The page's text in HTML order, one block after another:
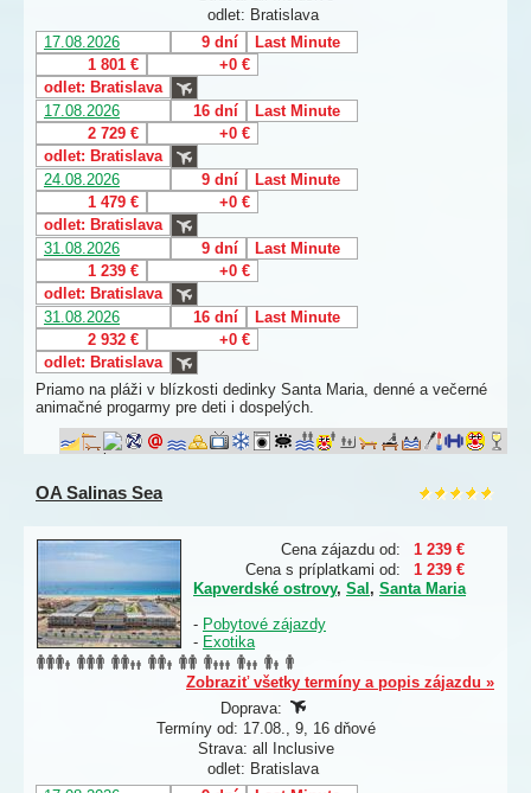
odlet: Bratislava
17.08.2026
9 dní
Last Minute
1 801 €
+0 €
odlet: Bratislava
17.08.2026
16 dní
Last Minute
2 729 €
+0 €
odlet: Bratislava
24.08.2026
9 dní
Last Minute
1 479 €
+0 €
odlet: Bratislava
31.08.2026
9 dní
Last Minute
1 239 €
+0 €
odlet: Bratislava
31.08.2026
16 dní
Last Minute
2 932 €
+0 €
odlet: Bratislava
Priamo na pláži v blízkosti dedinky Santa Maria, denné a večerné
animačné progarmy pre deti i dospelých.
OA Salinas Sea
Cena zájazdu od:
1 239 €
Cena s príplatkami od:
1 239 €
Kapverdské ostrovy, Sal , Santa Maria
- Pobytové zájazdy
- Exotika
Zobraziť všetky termíny a popis zájazdu »
Doprava:
Termíny od: 17.08., 9, 16 dňové
Strava: all Inclusive
odlet: Bratislava